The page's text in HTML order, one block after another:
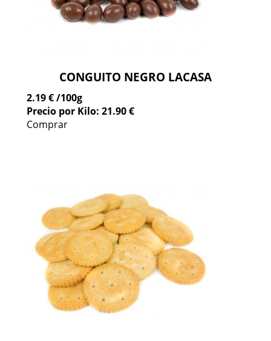
CONGUITO NEGRO LACASA
2.19 €/100g
Precio por Kilo: 21.90 €
Comprar